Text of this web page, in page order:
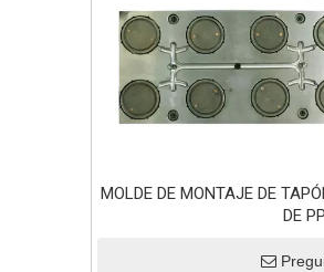
MOLDE DE MONTAJE DE
DE PP